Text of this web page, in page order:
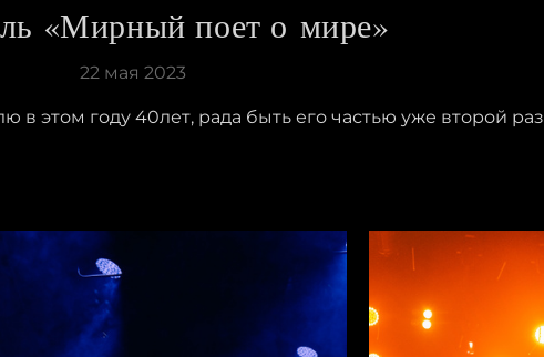
«Мирный поет о мире»
22 мая 2023
в этом году 40лет, рада быть его частью уже второй раз